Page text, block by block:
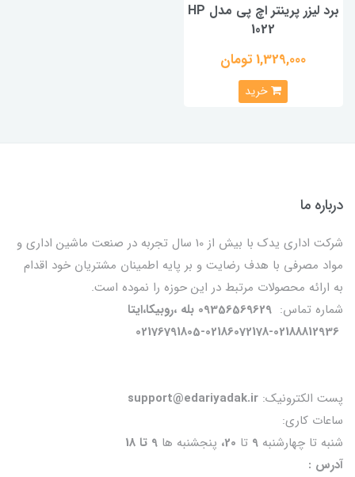
برد لیزر پرینتر اچ پی مدل HP
1022
1,329,000 تومان
خرید
درباره ما
شرکت اداری یدک با بیش از 10 سال تجربه در صنعت ماشین اداری و
مواد مصرفی با هدف رضایت و بر پایه اطمینان مشتریان خود اقدام
به ارائه محصولات مرتبط در این حوزه را نموده است.
شماره تماس: 09356569629 بله ،روبیکا،ایتا
02176791805-02186072178-02188812936
پست الکترونیک:
ساعات کاری:
شنبه تا چهارشنبه 9 تا 20، پنجشنبه ها
آدرس :